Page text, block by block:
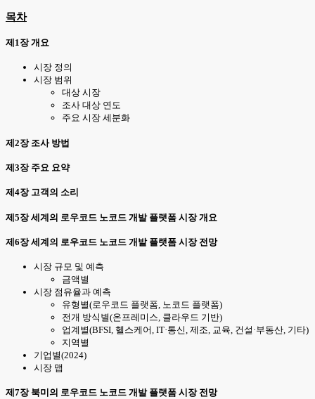
목차
제1장 개요
시장 정의
시장 범위
대상 시장
조사 대상 연도
주요 시장 세분화
제2장 조사 방법
제3장 주요 요약
제4장 고객의 소리
제5장 세계의 로우코드 노코드 개발 플랫폼 시장 개요
제6장 세계의 로우코드 노코드 개발 플랫폼 시장 전망
시장 규모 및 예측
금액별
시장 점유율과 예측
유형별(로우코드 플랫폼, 노코드 플랫폼)
전개 방식별(온프레미스, 클라우드 기반)
업계별(BFSI, 헬스케어, IT·통신, 제조, 교육, 건설·부동산, 기타)
지역별
기업별(2024)
시장 맵
제7장 북미의 로우코드 노코드 개발 플랫폼 시장 전망